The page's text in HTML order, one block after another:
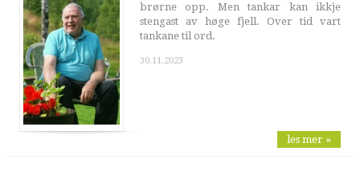
brørne opp. Men tankar kan ikkje
stengast av høge fjell. Over tid vart
tankane til ord.
30.11.2023
les mer »